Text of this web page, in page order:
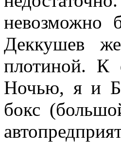
невозможно
Деккушев
плотиной.
Ночью, я и
бокс